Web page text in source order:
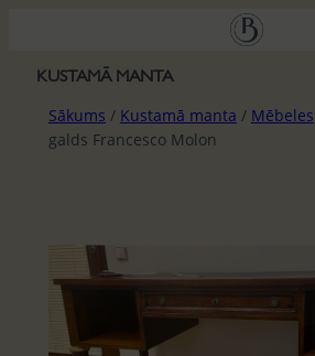
saturuKUSTAMĀ MANTA
Sākums / Kustamā manta / Mēbeles
galds Francesco Molon